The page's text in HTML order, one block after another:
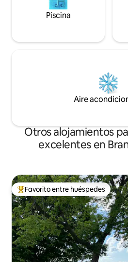
Piscina
Aire
Otros alojamientos
excelentes en
Favorito entre huéspedes preferido
Favorito entre huéspedes